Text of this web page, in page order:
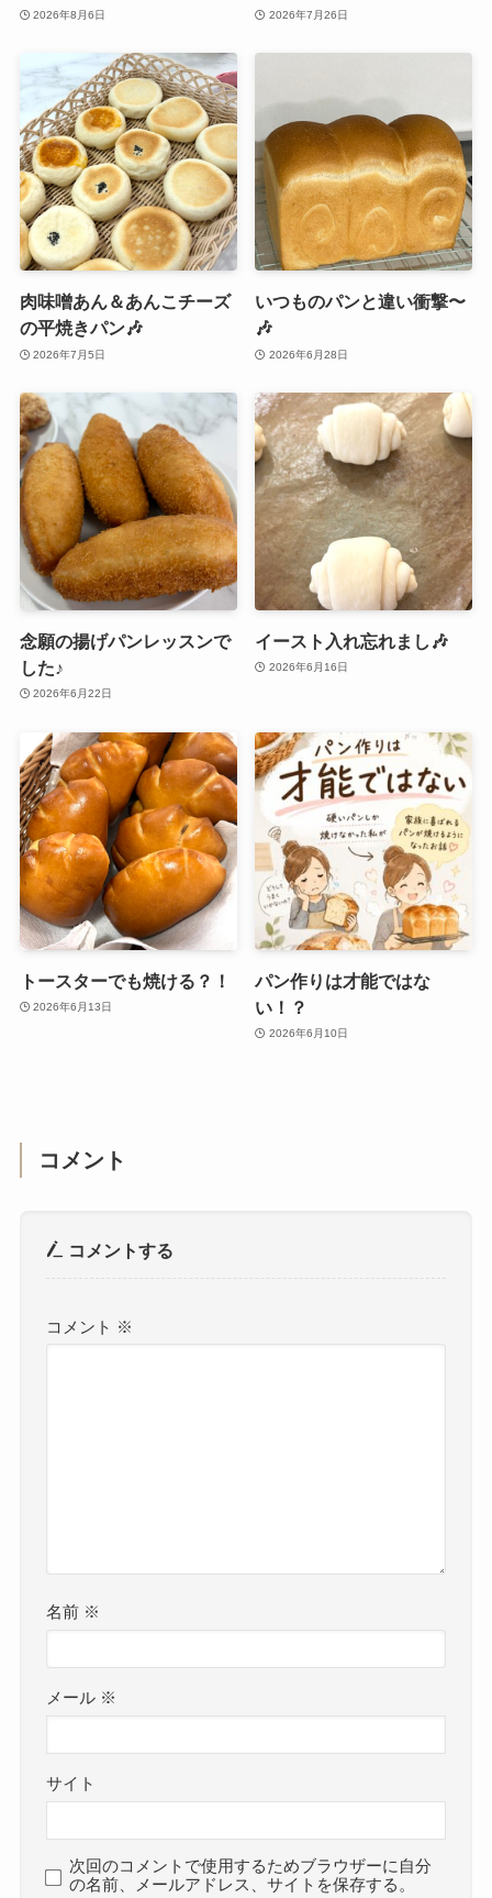
2026年8月6日 2026年7月26日
肉味噌あん＆あんこチーズ
の平焼きパン🎶
2026年7月5日
いつものパンと違い衝撃〜
🎶
2026年6月28日
念願の揚げパンレッスンで
した♪
2026年6月22日
イースト入れ忘れまし🎶
2026年6月16日
トースターでも焼ける？！
2026年6月13日
パン作りは才能ではな
い！？
2026年6月10日
コメント
コメントする
コメント ※
名前 ※
メール ※
サイト
次回のコメントで使用するためブラウザーに自分
の名前、メールアドレス、サイトを保存する。